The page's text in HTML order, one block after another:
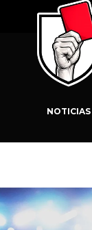
NOTICIAS